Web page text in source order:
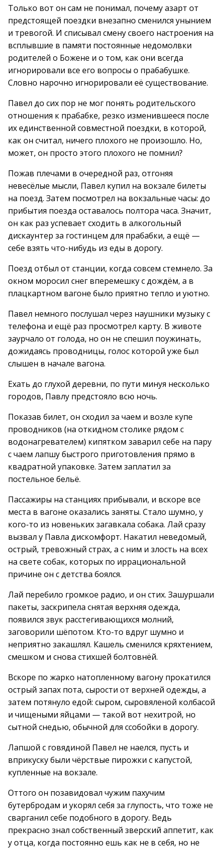
Только вот он сам не понимал, почему азарт от
предстоящей поездки внезапно сменился унынием
и тревогой. И списывал смену своего настроения на
всплывшие в памяти постоянные недомолвки
родителей о Божене и о том, как они всегда
игнорировали все его вопросы о прабабушке.
Словно нарочно игнорировали её существование.
Павел до сих пор не мог понять родительского
отношения к прабабке, резко изменившееся после
их единственной совместной поездки, в которой,
как он считал, ничего плохого не произошло. Но,
может, он просто этого плохого не помнил?
Пожав плечами в очередной раз, отгоняя
невесёлые мысли, Павел купил на вокзале билеты
на поезд. Затем посмотрел на вокзальные часы: до
прибытия поезда оставалось полтора часа. Значит,
он как раз успевает сходить в алкогольный
дискаунтер за гостинцем для прабабки, а ещё —
себе взять что-нибудь из еды в дорогу.
Поезд отбыл от станции, когда совсем стемнело. За
окном моросил снег вперемешку с дождём, а в
плацкартном вагоне было приятно тепло и уютно.
Павел немного послушал через наушники музыку с
телефона и ещё раз просмотрел карту. В животе
заурчало от голода, но он не спешил поужинать,
дожидаясь проводницы, голос которой уже был
слышен в начале вагона.
Ехать до глухой деревни, по пути минуя несколько
городов, Павлу предстояло всю ночь.
Показав билет, он сходил за чаем и возле купе
проводников (на откидном столике рядом с
водонагревателем) кипятком заварил себе на пару
с чаем лапшу быстрого приготовления прямо в
квадратной упаковке. Затем заплатил за
постельное бельё.
Пассажиры на станциях прибывали, и вскоре все
места в вагоне оказались заняты. Стало шумно, у
кого-то из новеньких загавкала собака. Лай сразу
вызвал у Павла дискомфорт. Накатил неведомый,
острый, тревожный страх, а с ним и злость на всех
на свете собак, которых по иррациональной
причине он с детства боялся.
Лай перебило громкое радио, и он стих. Зашуршали
пакеты, заскрипела снятая верхняя одежда,
появился звук расстегивающихся молний,
заговорили шёпотом. Кто-то вдруг шумно и
неприятно закашлял. Кашель сменился кряхтением,
смешком и снова стихшей болтовнёй.
Вскоре по жарко натопленному вагону прокатился
острый запах пота, сырости от верхней одежды, а
затем потянуло едой: сыром, сыровяленой колбасой
и чищеными яйцами — такой вот нехитрой, но
сытной снедью, обычной для ссобойки в дорогу.
Лапшой с говядиной Павел не наелся, пусть и
вприкуску были чёрствые пирожки с капустой,
купленные на вокзале.
Оттого он позавидовал чужим пахучим
бутербродам и укорял себя за глупость, что тоже не
сварганил себе подобного в дорогу. Ведь
прекрасно знал собственный зверский аппетит, как
у отца, когда постоянно ешь как не в себя, но не